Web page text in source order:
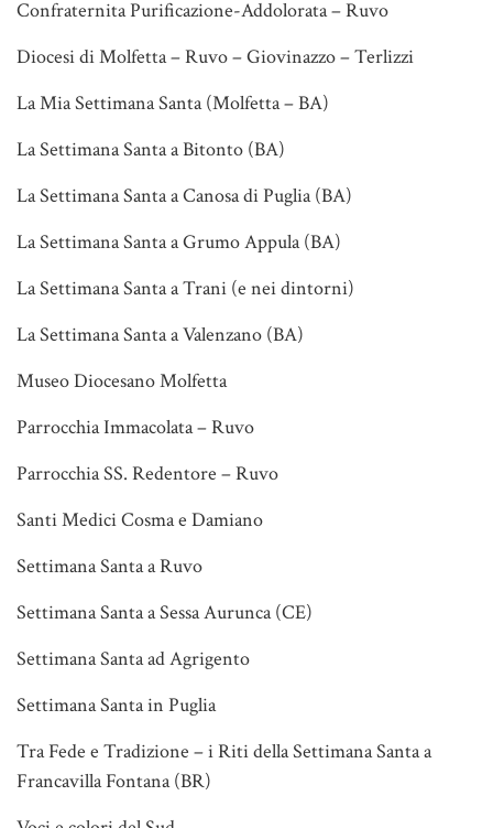
Confraternita Purificazione-Addolorata – Ruvo
Diocesi di Molfetta – Ruvo – Giovinazzo – Terlizzi
La Mia Settimana Santa (Molfetta – BA)
La Settimana Santa a Bitonto (BA)
La Settimana Santa a Canosa di Puglia (BA)
La Settimana Santa a Grumo Appula (BA)
La Settimana Santa a Trani (e nei dintorni)
La Settimana Santa a Valenzano (BA)
Museo Diocesano Molfetta
Parrocchia Immacolata – Ruvo
Parrocchia SS. Redentore – Ruvo
Santi Medici Cosma e Damiano
Settimana Santa a Ruvo
Settimana Santa a Sessa Aurunca (CE)
Settimana Santa ad Agrigento
Settimana Santa in Puglia
Tra Fede e Tradizione – i Riti della Settimana Santa a
Francavilla Fontana (BR)